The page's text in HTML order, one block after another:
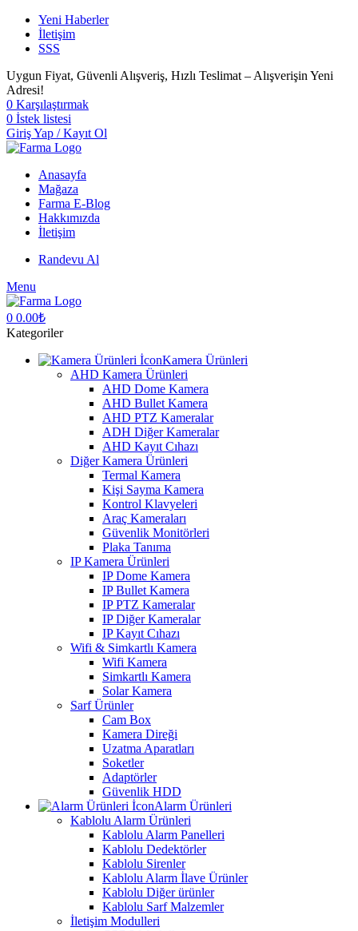
Yeni Haberler
İletişim
SSS
Uygun Fiyat, Güvenli Alışveriş, Hızlı Teslimat – Alışverişin Yeni
Adresi!
0 Karşılaştırmak
0 İstek listesi
Giriş Yap / Kayıt Ol
Anasayfa
Mağaza
Farma E-Blog
Hakkımızda
İletişim
Randevu Al
Menu
0 0.00₺
Kategoriler
Kamera Ürünleri
AHD Kamera Ürünleri
AHD Dome Kamera
AHD Bullet Kamera
AHD PTZ Kameralar
ADH Diğer Kameralar
AHD Kayıt Cıhazı
Diğer Kamera Ürünleri
Termal Kamera
Kişi Sayma Kamera
Kontrol Klavyeleri
Araç Kameraları
Güvenlik Monitörleri
Plaka Tanıma
IP Kamera Ürünleri
IP Dome Kamera
IP Bullet Kamera
IP PTZ Kameralar
IP Diğer Kameralar
IP Kayıt Cıhazı
Wifi & Simkartlı Kamera
Wifi Kamera
Simkartlı Kamera
Solar Kamera
Sarf Ürünler
Cam Box
Kamera Direği
Uzatma Aparatları
Soketler
Adaptörler
Güvenlik HDD
Alarm Ürünleri
Kablolu Alarm Ürünleri
Kablolu Alarm Panelleri
Kablolu Dedektörler
Kablolu Sirenler
Kablolu Alarm İlave Ürünler
Kablolu Diğer ürünler
Kablolu Sarf Malzemler
İletişim Modulleri